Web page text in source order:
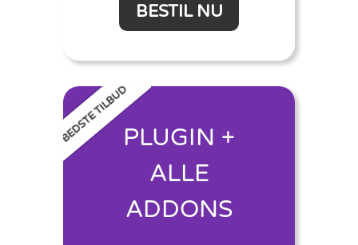
BESTIL NU
BEDSTE TILBUDPLUGIN +
ALLE
ADDONS